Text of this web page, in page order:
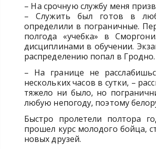
– На срочную службу меня
– Служить был готов в
определили в пограничные.
полгода «учебка» в
дисциплинами в обучении.
распределению попал в
– На границе не
нескольких часов в сутки, –
тяжело ни было, но
любую непогоду, поэтому
Быстро пролетели полтора
прошел курс молодого бойца,
новых друзей.